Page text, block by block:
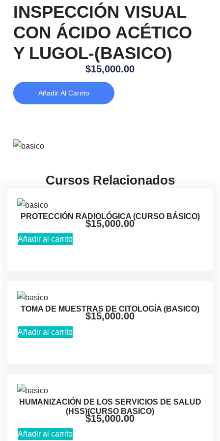
INSPECCIÓN VISUAL
CON ÁCIDO ACÉTICO
Y LUGOL-(BASICO)
$15,000.00
Añadir Al Carrito
Cursos Relacionados
PROTECCIÓN RADIOLÓGICA (CURSO BÁSICO)
$15,000.00
Añadir al carrito
TOMA DE MUESTRAS DE CITOLOGÍA (BASICO)
$15,000.00
Añadir al carrito
HUMANIZACIÓN DE LOS SERVICIOS DE SALUD
(HSS)(CURSO BASICO)
$15,000.00
Añadir al carrito